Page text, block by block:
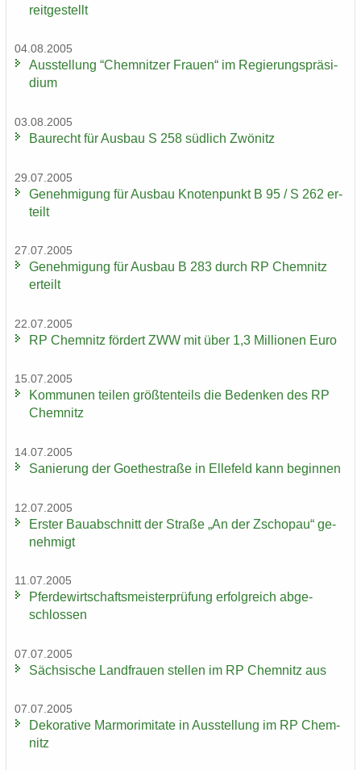
reit­ge­stellt
04.08.2005
Aus­stel­lung “Chem­nit­zer Frau­en“ im Re­gie­rungs­prä­si­
di­um
03.08.2005
Bau­recht für Aus­bau S 258 süd­lich Zwö­nitz
29.07.2005
Ge­neh­mi­gung für Aus­bau Kno­ten­punkt B 95 / S 262 er­
teilt
27.07.2005
Ge­neh­mi­gung für Aus­bau B 283 durch RP Chem­nitz
er­teilt
22.07.2005
RP Chem­nitz för­dert ZWW mit über 1,3 Mil­lio­nen Euro
15.07.2005
Kom­mu­nen tei­len größ­ten­teils die Be­den­ken des RP
Chem­nitz
14.07.2005
Sa­nie­rung der Goe­the­stra­ße in El­le­feld kann be­gin­nen
12.07.2005
Ers­ter Bau­ab­schnitt der Stra­ße „An der Zscho­pau“ ge­
neh­migt
11.07.2005
Pfer­de­wirt­schafts­meis­ter­prü­fung er­folg­reich ab­ge­
schlos­sen
07.07.2005
Säch­si­sche Land­frau­en stel­len im RP Chem­nitz aus
07.07.2005
De­ko­ra­ti­ve Mar­mo­r­imi­ta­te in Aus­stel­lung im RP Chem­
nitz